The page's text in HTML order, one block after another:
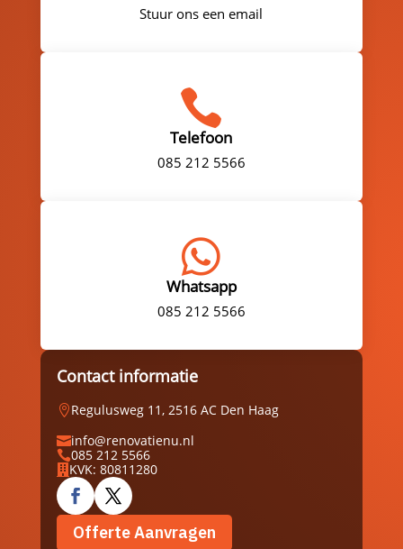
Stuur ons een email

Telefoon
085 212 5566

Whatsapp
085 212 5566
Contact informatie
Regulusweg 11, 2516 AC Den Haag
info@renovatienu.nl
085 212 5566
 KVK: 80811280
Offerte Aanvragen